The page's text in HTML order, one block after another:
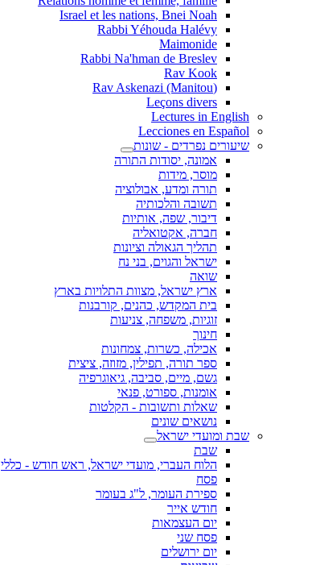
Israel et les nations, Bnei Noah
Rabbi Yéhouda Halévy
Maimonide
Rabbi Na'hman de Breslev
Rav Kook
(Rav Askenazi (Manitou
Leçons divers
Lectures in English
Lecciones en Español
שיעורים נפרדים - שונות
אמונה, יסודות התורה
מוסר, מידות
תורה ומדע, אבולוציה
תשובה והלכותיה
דיבור, שפה, אותיות
חברה, אקטואליה
תהליך הגאולה וציונות
ישראל והגוים, בני נח
שואה
ארץ ישראל, מצוות התלויות בארץ
בית המקדש, כהנים, קורבנות
זוגיות, משפחה, צניעות
חינוך
אכילה, כשרות, צמחונות
ספר תורה, תפילין, מזוזה, ציצית
גשם, מיים, סביבה, גיאוגרפיה
אומנות, ספורט, פנאי
שאלות ותשובות - הקלטות
נושאים שונים
שבת ומועדי ישראל
שבת
הלוח העברי, מועדי ישראל, ראש חודש - כללי
פסח
ספירת העומר, ל"ג בעומר
חודש אייר
יום העצמאות
פסח שני
יום ירושלים